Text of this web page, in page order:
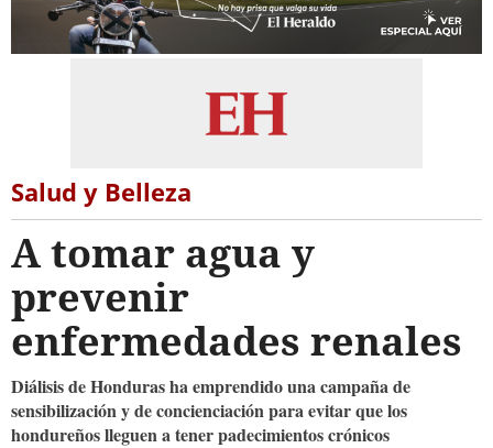
Salud y Belleza
A tomar agua y
prevenir
enfermedades renales
Diálisis de Honduras ha emprendido una campaña de
sensibilización y de concienciación para evitar que los
hondureños lleguen a tener padecimientos crónicos